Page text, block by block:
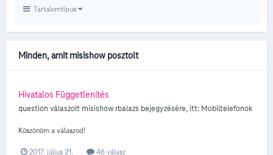
Tartalomtípus
Minden, amit misishow posztolt
Hivatalos Függetlenítés
question válaszolt misishow rbalazs bejegyzésére, itt: Mobiltelefonok
Köszönöm a válaszod!
2017. július 21. 46 válasz